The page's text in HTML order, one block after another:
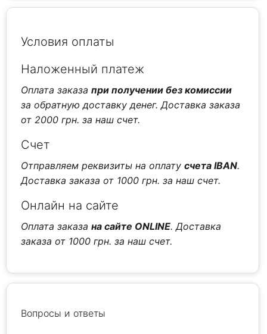
Условия оплаты
Наложенный платеж
Оплата заказапри получении без комиссии
за обратную доставку денег. Доставка заказа
от 2000 грн. за наш счет.
Счет
Отправляем реквизиты на оплатусчета IBAN.
Доставка заказа от 1000 грн. за наш счет.
Онлайн на сайте
Оплата заказана сайте ONLINE. Доставка
заказа от 1000 грн. за наш счет.
Вопросы и ответы